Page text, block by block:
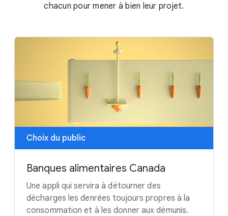
chacun pour mener à bien leur projet.
Choix du public
Banques alimentaires Canada
Une appli qui servira à détourner des
décharges les denrées toujours propres à la
consommation et à les donner aux démunis.